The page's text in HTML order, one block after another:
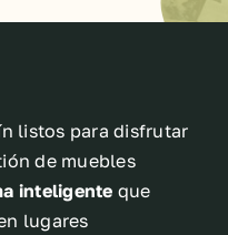
listos para disfrutar
de muebles
inteligente que
lugares